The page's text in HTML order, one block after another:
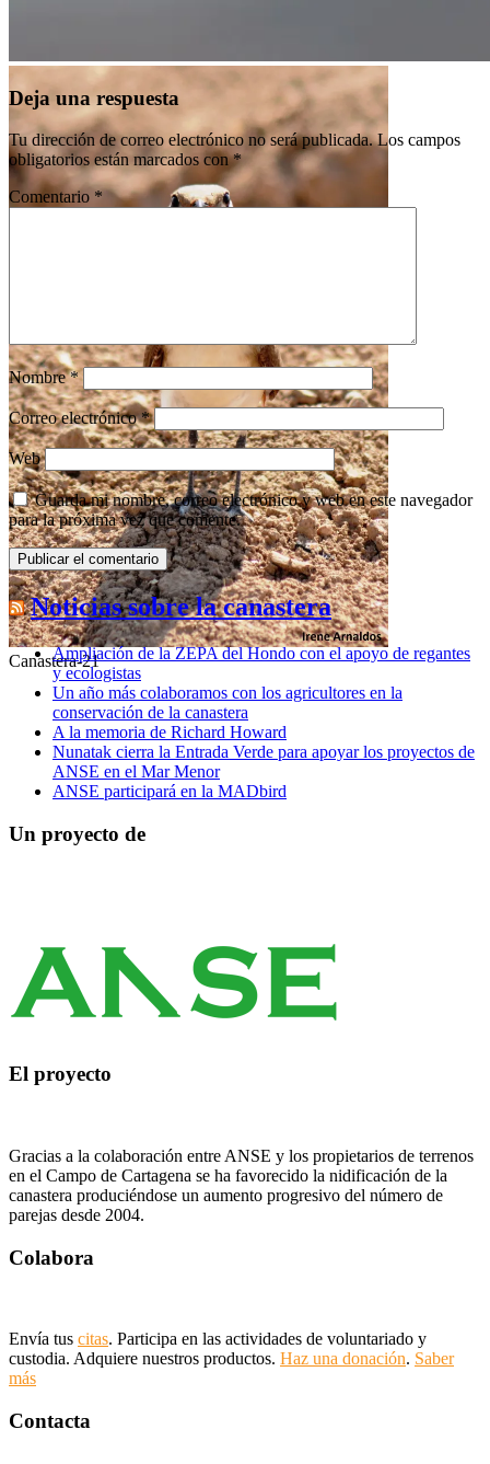
Juvenil Canastera
Canastera-21
Deja una respuesta
Tu dirección de correo electrónico no será publicada. Los campos
obligatorios están marcados con*
Comentario *
Nombre*
Correo electrónico*
Web
Guarda mi nombre, correo electrónico y web en este navegador
para la próxima vez que comente.
Noticias sobre la canastera
Ampliación de la ZEPA del Hondo con el apoyo de regantes
y ecologistas
Un año más colaboramos con los agricultores en la
conservación de la canastera
A la memoria de Richard Howard
Nunatak cierra la Entrada Verde para apoyar los proyectos de
ANSE en el Mar Menor
ANSE participará en la MADbird
Un proyecto de
El proyecto
Gracias a la colaboración entre ANSE y los propietarios de terrenos
en el Campo de Cartagena se ha favorecido la nidificación de la
canastera produciéndose un aumento progresivo del número de
parejas desde 2004.
Colabora
Envía tus citas. Participa en las actividades de voluntariado y
custodia. Adquiere nuestros productos. Haz una donación. Saber
más
Contacta